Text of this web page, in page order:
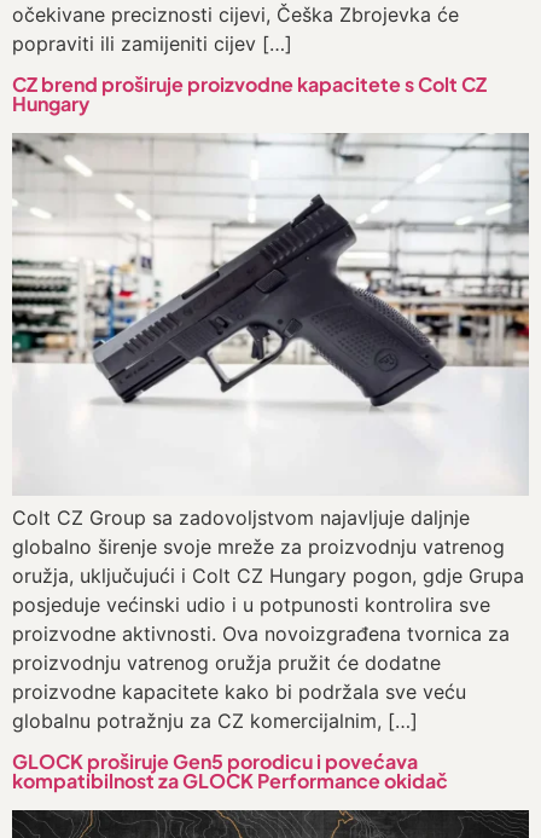
očekivane preciznosti cijevi, Češka Zbrojevka će
popraviti ili zamijeniti cijev […]
CZ brend proširuje proizvodne kapacitete s Colt CZ
Hungary
Colt CZ Group sa zadovoljstvom najavljuje daljnje
globalno širenje svoje mreže za proizvodnju vatrenog
oružja, uključujući i Colt CZ Hungary pogon, gdje Grupa
posjeduje većinski udio i u potpunosti kontrolira sve
proizvodne aktivnosti. Ova novoizgrađena tvornica za
proizvodnju vatrenog oružja pružit će dodatne
proizvodne kapacitete kako bi podržala sve veću
globalnu potražnju za CZ komercijalnim, […]
GLOCK proširuje Gen5 porodicu i povećava
kompatibilnost za GLOCK Performance okidač